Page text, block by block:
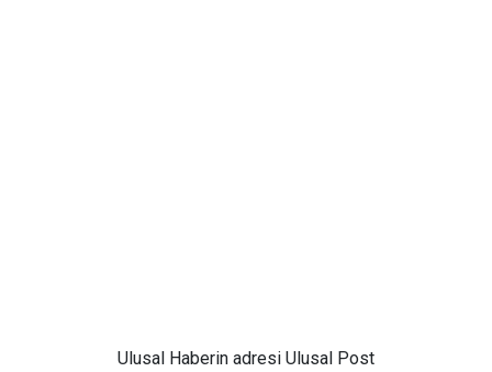
Ulusal Haberin adresi Ulusal Post